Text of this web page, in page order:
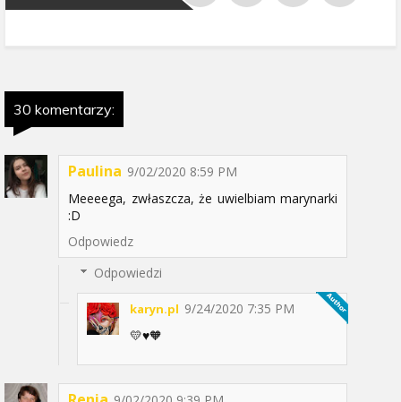
30 komentarzy:
Paulina 9/02/2020 8:59 PM
Meeeega, zwłaszcza, że uwielbiam marynarki
:D
Odpowiedz
Odpowiedzi
karyn.pl 9/24/2020 7:35 PM
💛♥️🧡